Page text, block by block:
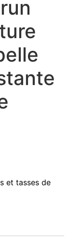
et tasses de